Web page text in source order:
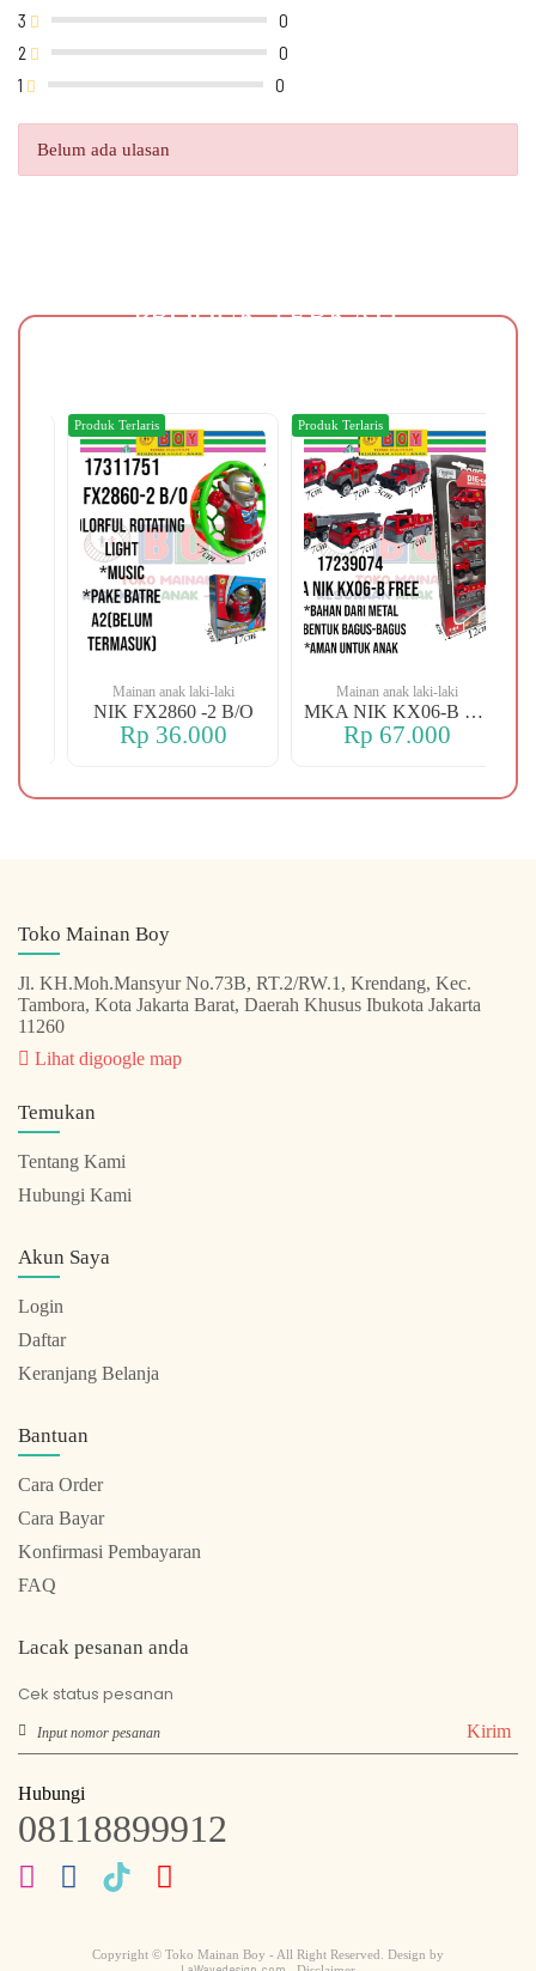
3
0
2
0
1
0
Belum ada ulasan
PRODUK TERKAIT
Mainan anak laki-laki
NIK FX2860 -2 B/O
Rp 36.000
Produk Terlaris
Mainan anak laki-laki
MKA NIK KX06-B FREE
Rp 67.000
Produk Terlaris
Toko Mainan Boy
Jl. KH.Moh.Mansyur No.73B, RT.2/RW.1, Krendang, Kec.
Tambora, Kota Jakarta Barat, Daerah Khusus Ibukota Jakarta
11260
Lihat digoogle map
Temukan
Tentang Kami
Hubungi Kami
Akun Saya
Login
Daftar
Keranjang Belanja
Bantuan
Cara Order
Cara Bayar
Konfirmasi Pembayaran
FAQ
Lacak pesanan anda
Cek status pesanan
Kirim
Hubungi
08118899912
Copyright © Toko Mainan Boy - All Right Reserved. Design by